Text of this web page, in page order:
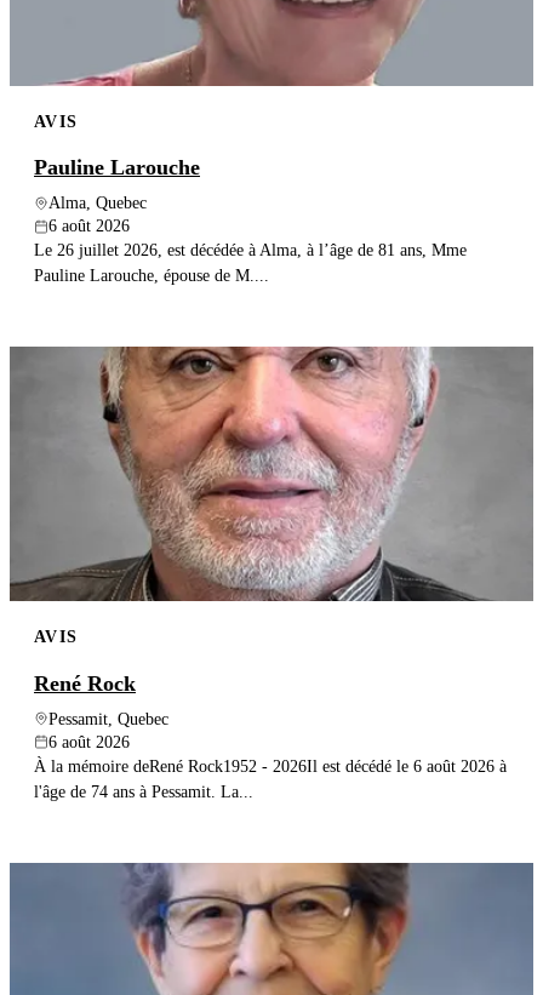
AVIS
Pauline Larouche
Alma, Quebec
6 août 2026
Le 26 juillet 2026, est décédée à Alma, à l’âge de 81 ans, Mme
Pauline Larouche, épouse de M....
AVIS
René Rock
Pessamit, Quebec
6 août 2026
À la mémoire deRené Rock1952 - 2026Il est décédé le 6 août 2026 à
l'âge de 74 ans à Pessamit. La...